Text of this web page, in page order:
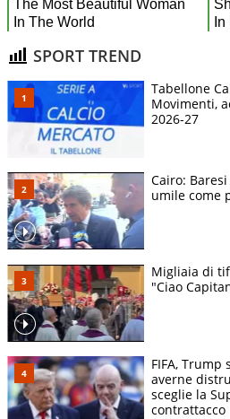
SPORT TREND
Tabellone
Movimenti,
2026-27
Cairo:
umile come
Migliaia di
"Ciao
FIFA,
averne
sceglie la
contrattacco